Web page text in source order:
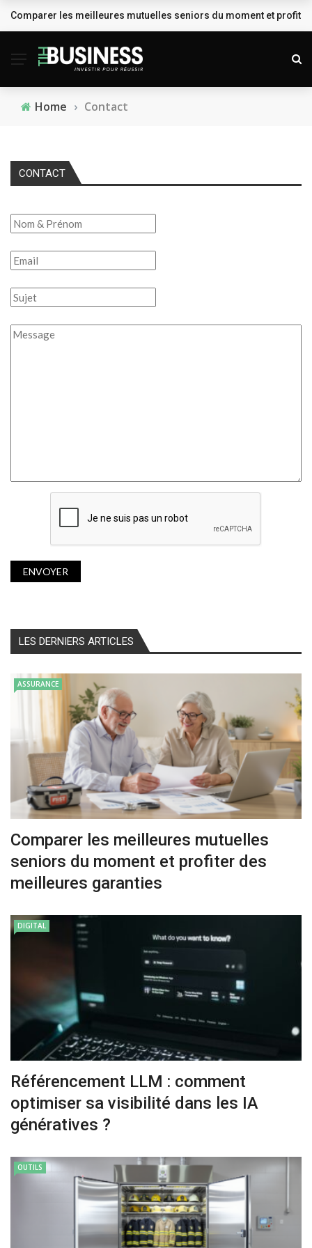
BREAKING NEWS
Comparer les meilleures mutuelles seniors du moment et
Home › Contact
CONTACT
LES DERNIERS ARTICLES
ASSURANCE
Comparer les meilleures mutuelles
seniors du moment et profiter des
meilleures garanties
DIGITAL
Référencement LLM : comment
optimiser sa visibilité dans les IA
génératives ?
OUTILS